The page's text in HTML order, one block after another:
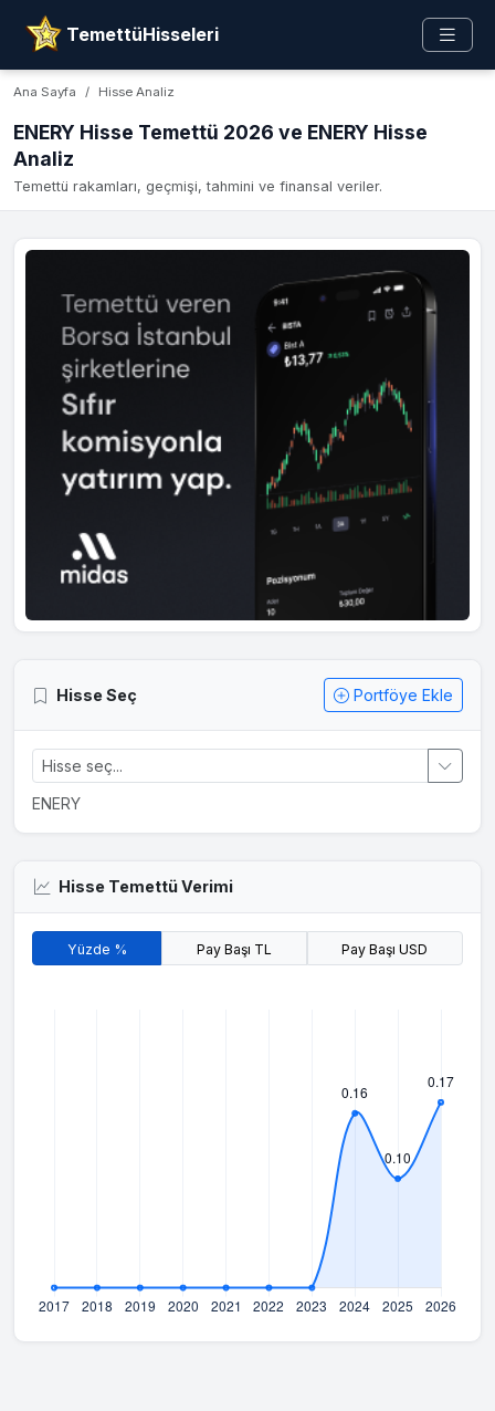
TemettüHisseleri
Ana Sayfa Hisse Analiz
ENERY Hisse Temettü 2026 ve ENERY Hisse
Analiz
Temettü rakamları, geçmişi, tahmini ve finansal veriler.
Hisse Seç Portföye Ekle
ENERY
Hisse Temettü Verimi
Yüzde % Pay Başı TL Pay Başı USD